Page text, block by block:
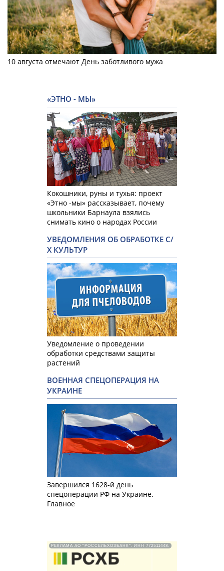
10 августа отмечают День заботливого мужа
«ЭТНО - МЫ»
Кокошники, руны и тухья: проект
«Этно -мы» рассказывает, почему
школьники Барнаула взялись
снимать кино о народах России
УВЕДОМЛЕНИЯ ОБ ОБРАБОТКЕ С/
Х КУЛЬТУР
Уведомление о проведении
обработки средствами защиты
растений
ВОЕННАЯ СПЕЦОПЕРАЦИЯ НА
УКРАИНЕ
Завершился 1628-й день
спецоперации РФ на Украине.
Главное
РЕКЛАМА АО "РОССЕЛЬХОЗБАНК". ИНН 772511448.